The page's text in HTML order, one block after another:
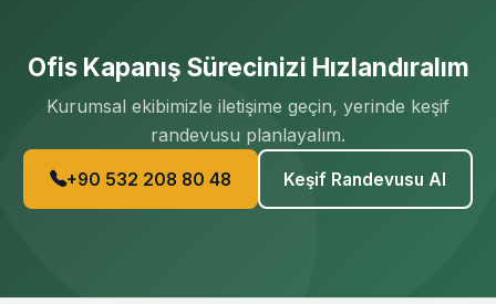
Ofis Kapanış Sürecinizi Hızlandıralım
Kurumsal ekibimizle iletişime geçin, yerinde keşif
randevusu planlayalım.
+90 532 208 80 48 Keşif Randevusu Al